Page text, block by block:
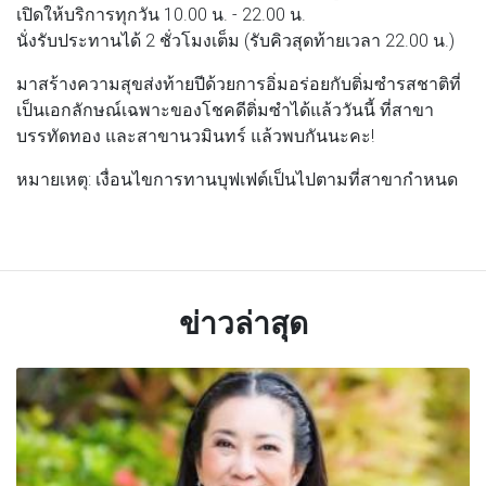
เปิดให้บริการทุกวัน 10.00 น. - 22.00 น.
นั่งรับประทานได้ 2 ชั่วโมงเต็ม (รับคิวสุดท้ายเวลา 22.00 น.)
มาสร้างความสุขส่งท้ายปีด้วยการอิ่มอร่อยกับติ่มซำรสชาติที่
เป็นเอกลักษณ์เฉพาะของโชคดีติ่มซำได้แล้ววันนี้ ที่สาขา
บรรทัดทอง และสาขานวมินทร์ แล้วพบกันนะคะ!
หมายเหตุ: เงื่อนไขการทานบุฟเฟต์เป็นไปตามที่สาขากำหนด
ข่าวล่าสุด